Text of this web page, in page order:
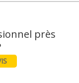
près